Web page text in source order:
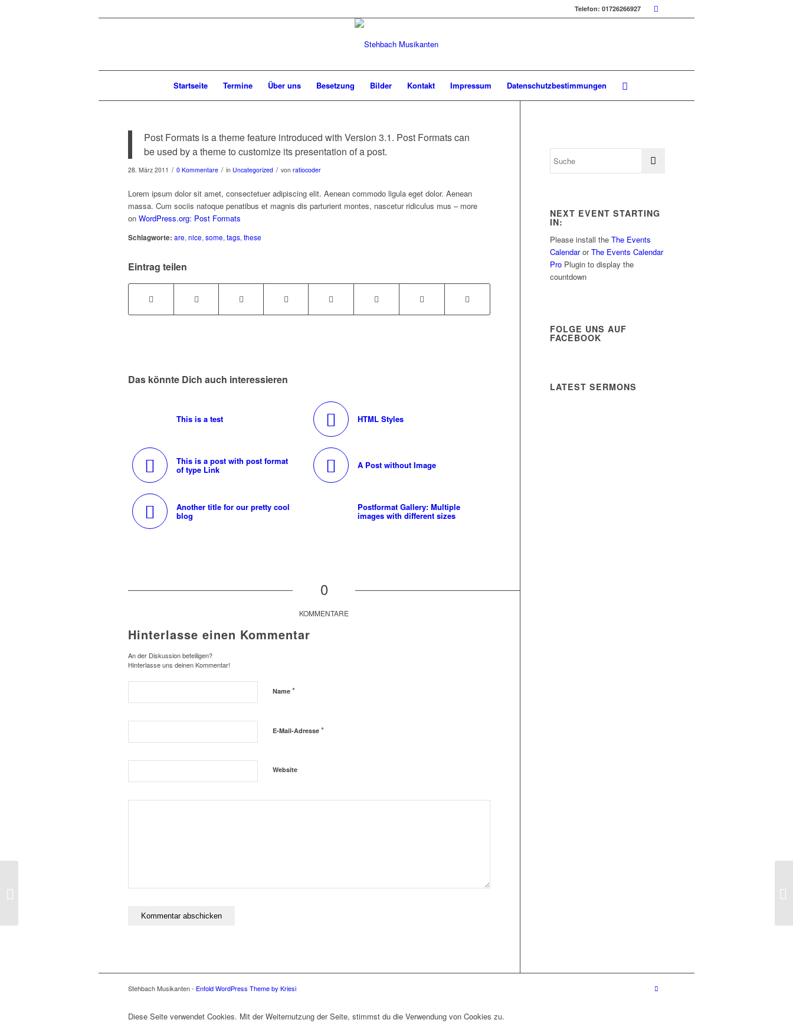
Telefon: 01726266927
Startseite Termine Über uns Besetzung Bilder Kontakt Impressum Datenschutzbestimmungen
Post Formats is a theme feature introduced with Version 3.1. Post Formats can
be used by a theme to customize its presentation of a post.
28. März 2011 / 0 Kommentare / in Uncategorized / von ratiocoder
Lorem ipsum dolor sit amet, consectetuer adipiscing elit. Aenean commodo ligula eget dolor. Aenean
massa. Cum sociis natoque penatibus et magnis dis parturient montes, nascetur ridiculus mus – more
on WordPress.org: Post Formats
Schlagworte: are, nice, some, tags, these
Eintrag teilen
Das könnte Dich auch interessieren
This is a test HTML Styles
This is a post with post format
of type Link A Post without Image
Another title for our pretty cool
blog
Postformat Gallery: Multiple
images with different sizes
0
KOMMENTARE
Hinterlasse einen Kommentar
An der Diskussion beteiligen?
Hinterlasse uns deinen Kommentar!
Name *
E-Mail-Adresse *
Website
NEXT EVENT STARTING
IN:
Please install theThe Events
CalendarorThe Events Calendar
Pro Plugin to display the
countdown
FOLGE UNS AUF
FACEBOOK
LATEST SERMONS
Stehbach Musikanten - Enfold WordPress Theme by Kriesi
Diese Seite verwendet Cookies. Mit der Weiternutzung der Seite, stimmst du die Verwendung von Cookies zu.